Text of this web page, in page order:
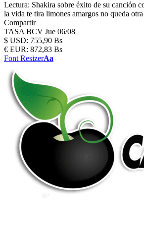
Lectura: Shakira sobre éxito de su canción
la vida te tira limones amargos no queda
Compartir
TASA BCV Jue 06/08
$ USD: 755,90 Bs
€ EUR: 872,83 Bs
Font ResizerAa